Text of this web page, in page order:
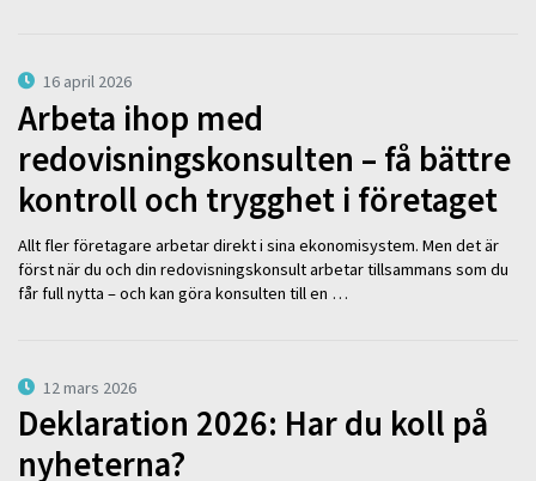
16 april 2026
Arbeta ihop med
redovisningskonsulten – få bättre
kontroll och trygghet i företaget
Allt fler företagare arbetar direkt i sina ekonomisystem. Men det är
först när du och din redovisningskonsult arbetar tillsammans som du
får full nytta – och kan göra konsulten till en …
12 mars 2026
Deklaration 2026: Har du koll på
nyheterna?